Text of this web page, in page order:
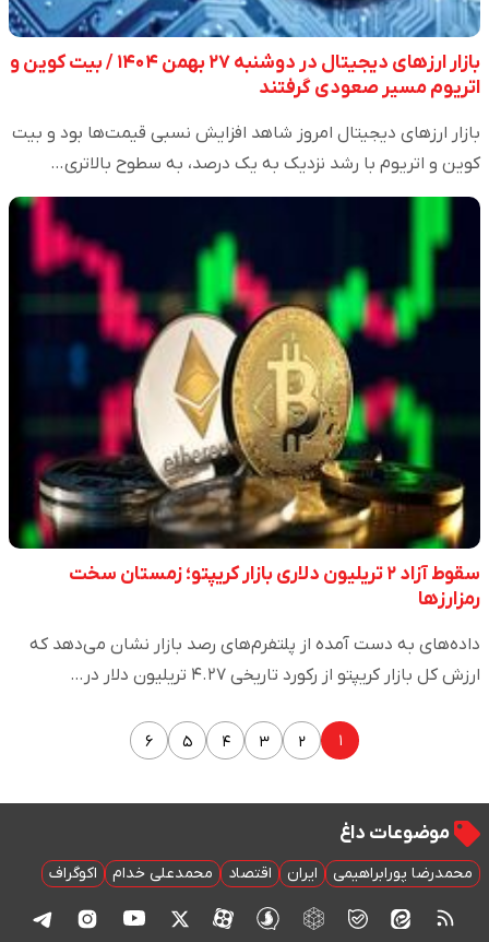
بازار ارزهای دیجیتال در دوشنبه ۲۷ بهمن ۱۴۰۴ / بیت کوین و
اتریوم مسیر صعودی گرفتند
بازار ارزهای دیجیتال امروز شاهد افزایش نسبی قیمت‌ها بود و بیت
کوین و اتریوم با رشد نزدیک به یک درصد، به سطوح بالاتری…
سقوط آزاد ۲ تریلیون دلاری بازار کریپتو؛ زمستان سخت
رمزارزها
داده‌های به دست آمده از پلتفرم‌های رصد بازار نشان می‌دهد که
ارزش کل بازار کریپتو از رکورد تاریخی ۴.۲۷ تریلیون دلار در…
۱ ۲ ۳ ۴ ۵ ۶
موضوعات داغ
محمدرضا پورابراهیمی ایران اقتصاد محمدعلی خدام اکوگراف